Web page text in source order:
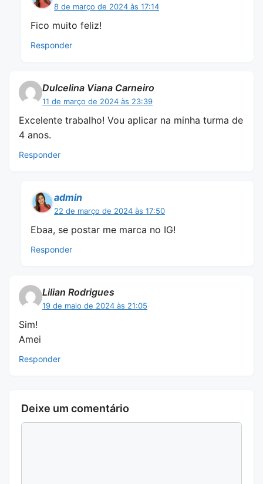
8 de março de 2024 às 17:14
Fico muito feliz!
Responder
Dulcelina Viana Carneiro
11 de março de 2024 às 23:39
Excelente trabalho! Vou aplicar na minha turma de
4 anos.
Responder
admin
22 de março de 2024 às 17:50
Ebaa, se postar me marca no IG!
Responder
Lilian Rodrigues
19 de maio de 2024 às 21:05
Sim!
Amei
Responder
Deixe um comentário